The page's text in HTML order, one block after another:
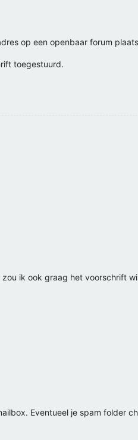
op een openbaar forum
toegestuurd.
ik ook graag het voorschrift
Eventueel je spam folder